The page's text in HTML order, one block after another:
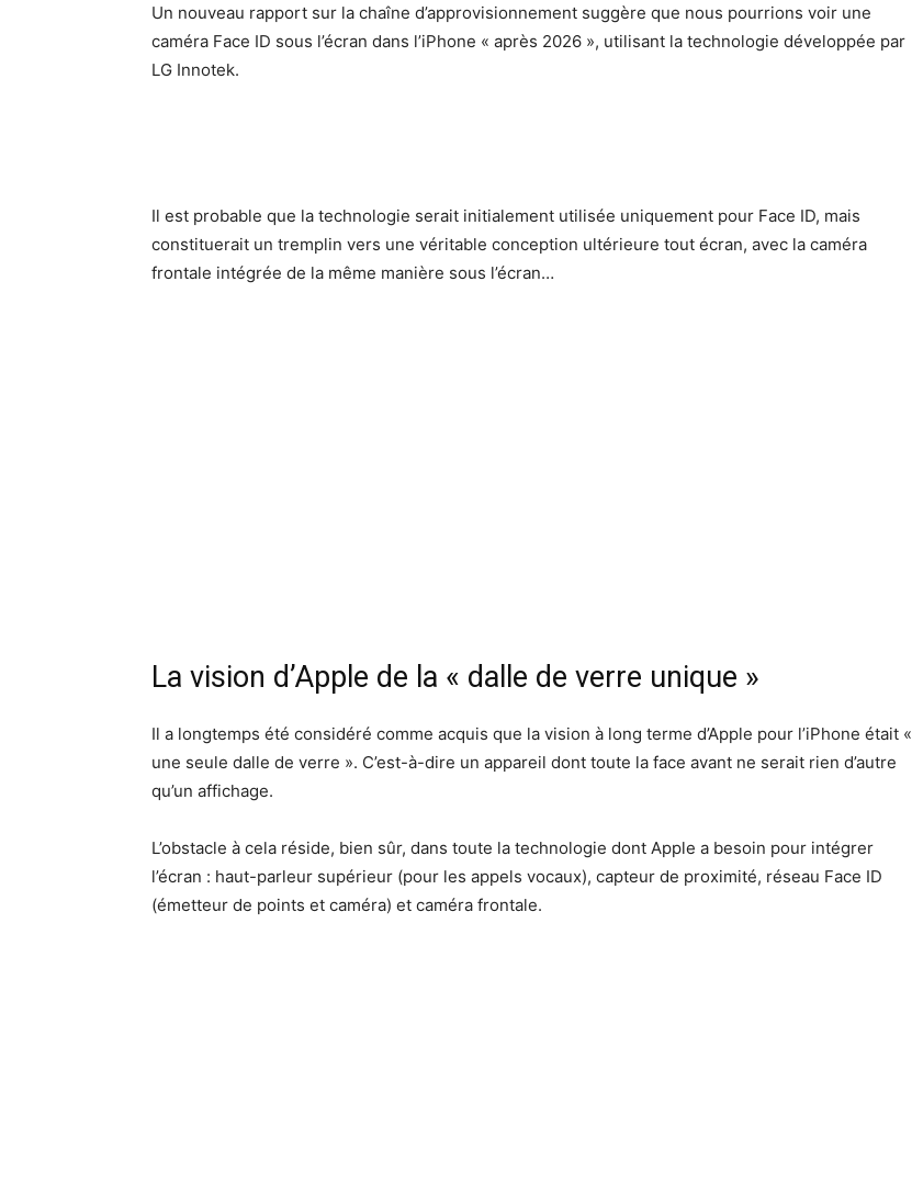
Un nouveau rapport sur la chaîne d’approvisionnement suggère que nous pourrions voir une
caméra Face ID sous l’écran dans l’iPhone « après 2026 », utilisant la technologie développée par
LG Innotek.
Il est probable que la technologie serait initialement utilisée uniquement pour Face ID, mais
constituerait un tremplin vers une véritable conception ultérieure tout écran, avec la caméra
frontale intégrée de la même manière sous l’écran…
La vision d’Apple de la « dalle de verre unique »
Il a longtemps été considéré comme acquis que la vision à long terme d’Apple pour l’iPhone était «
une seule dalle de verre ». C’est-à-dire un appareil dont toute la face avant ne serait rien d’autre
qu’un affichage.
L’obstacle à cela réside, bien sûr, dans toute la technologie dont Apple a besoin pour intégrer
l’écran : haut-parleur supérieur (pour les appels vocaux), capteur de proximité, réseau Face ID
(émetteur de points et caméra) et caméra frontale.